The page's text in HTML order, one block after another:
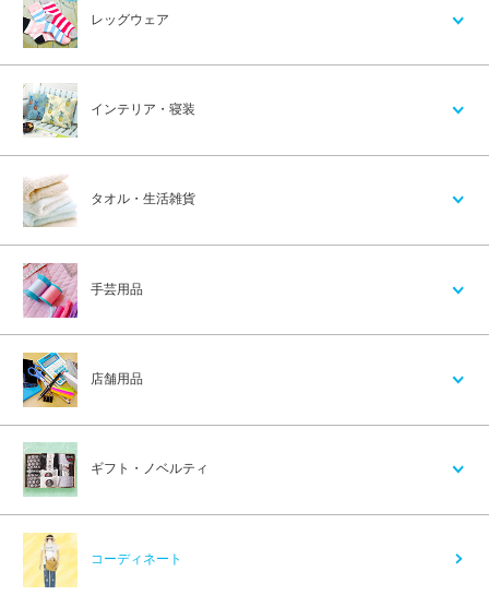
レッグウェア
インテリア・寝装
タオル・生活雑貨
手芸用品
店舗用品
ギフト・ノベルティ
コーディネート